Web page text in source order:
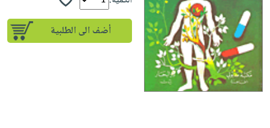
إختياراتنا
كتب
أكاديمية
صندوق
القراءة
iKitab
بلا
حدود
أسئلة
يتكرر
أسئلة
يتكرر
طرحها
تحميل
masmu3
على
المواضيع
الأكثر
مبيعاً
وسائل
تعليمية
الصحة
والعناية
الشخصية
جديد
أضف الى الطلبية